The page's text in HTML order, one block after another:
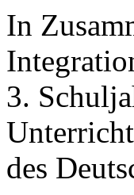
In
3.
des